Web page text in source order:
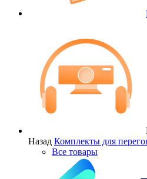
Назад Комплекты для
Все товары